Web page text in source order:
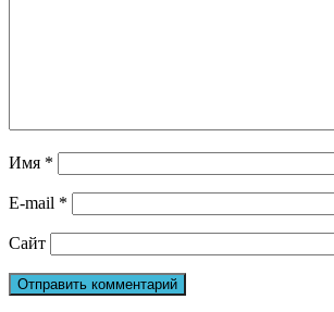
Имя *
E-mail *
Сайт